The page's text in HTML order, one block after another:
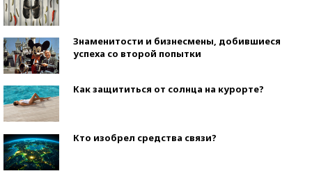
Знаменитости и бизнесмены, добившиеся
успеха со второй попытки
Как защититься от солнца на курорте?
Кто изобрел средства связи?